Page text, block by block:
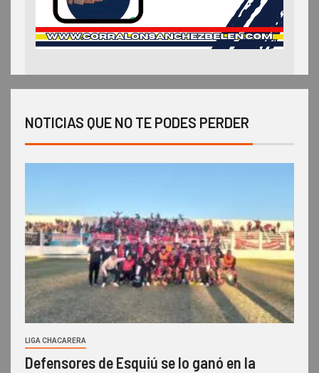
NOTICIAS QUE NO TE PODES PERDER
LIGA CHACARERA
Defensores de Esquiú se lo ganó en la